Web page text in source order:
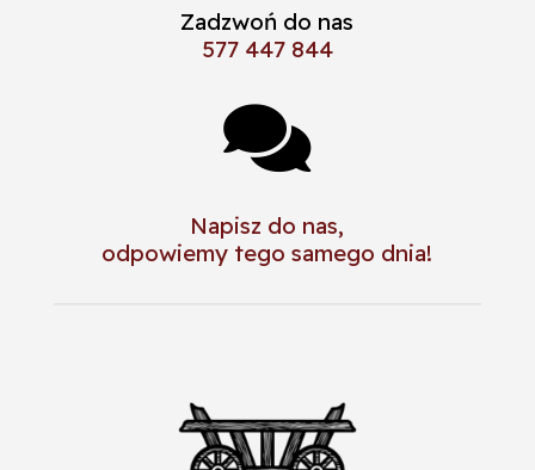
Zadzwoń do nas
577 447 844

Napisz do nas,
odpowiemy tego samego dnia!